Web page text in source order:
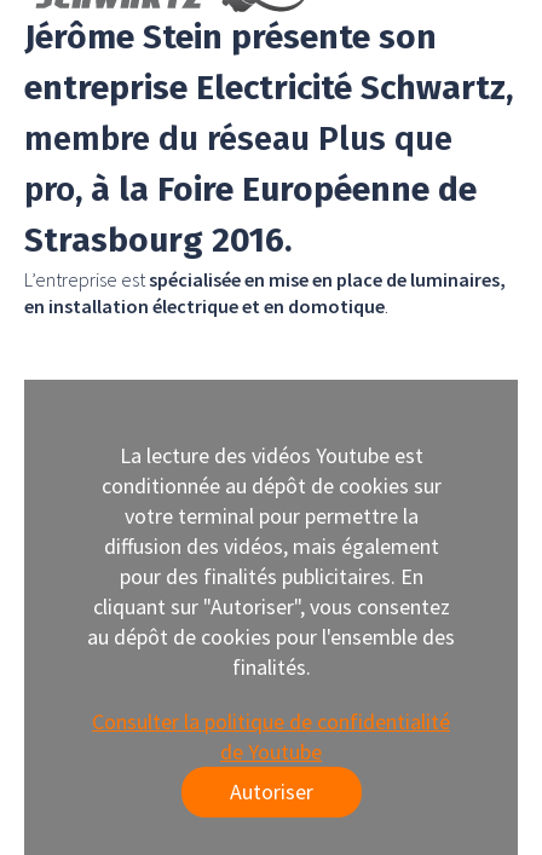
Jérôme Stein présente son
entreprise Electricité Schwartz,
membre du réseau Plus que
pro, à la Foire Européenne de
Strasbourg 2016.
L’entreprise estspécialisée en mise en place de luminaires,
en installation électrique et en domotique
La lecture des vidéos Youtube est
conditionnée au dépôt de cookies sur
votre terminal pour permettre la
diffusion des vidéos, mais également
pour des finalités publicitaires. En
cliquant sur "Autoriser", vous consentez
au dépôt de cookies pour l'ensemble des
finalités.
Consulter la politique de confidentialité
de Youtube
Autoriser